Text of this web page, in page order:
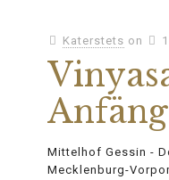
Katerstets on
Mittelhof Gessin -
Mecklenburg-